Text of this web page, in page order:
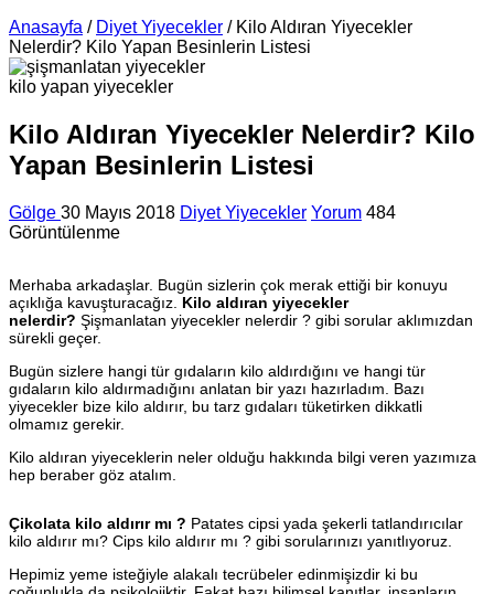
Anasayfa / Diyet Yiyecekler / Kilo Aldıran Yiyecekler
Nelerdir? Kilo Yapan Besinlerin Listesi
kilo yapan yiyecekler
Kilo Aldıran Yiyecekler Nelerdir? Kilo
Yapan Besinlerin Listesi
Gölge 30 Mayıs 2018 Diyet Yiyecekler Yorum 484
Görüntülenme
Merhaba arkadaşlar. Bugün sizlerin çok merak ettiği bir konuyu
açıklığa kavuşturacağız. Kilo aldıran yiyecekler
nelerdir? Şişmanlatan yiyecekler nelerdir ? gibi sorular aklımızdan
sürekli geçer.
Bugün sizlere hangi tür gıdaların kilo aldırdığını ve hangi tür
gıdaların kilo aldırmadığını anlatan bir yazı hazırladım. Bazı
yiyecekler bize kilo aldırır, bu tarz gıdaları tüketirken dikkatli
olmamız gerekir.
Kilo aldıran yiyeceklerin neler olduğu hakkında bilgi veren yazımıza
hep beraber göz atalım.
Çikolata kilo aldırır mı ? Patates cipsi yada şekerli tatlandırıcılar
kilo aldırır mı? Cips kilo aldırır mı ? gibi sorularınızı yanıtlıyoruz.
Hepimiz yeme isteğiyle alakalı tecrübeler edinmişizdir ki bu